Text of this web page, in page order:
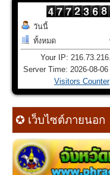
วันนี้
ทั้งหมด
Your IP:
Server Time: 2026-08-
Visitors Counter
✪ เว็บไซต์ภายนอก